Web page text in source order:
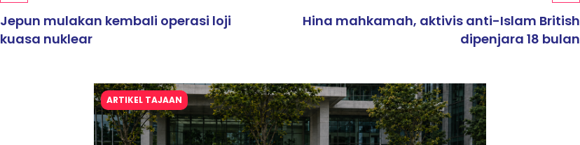
Jepun mulakan kembali operasi loji
kuasa nuklear
Hina mahkamah, aktivis anti-Islam British
dipenjara 18 bulan
ARTIKEL TAJAAN